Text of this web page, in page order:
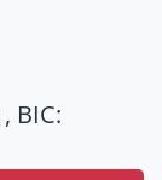
BIC: